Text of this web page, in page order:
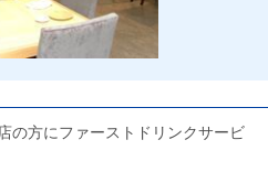
の方にファーストドリンクサービ